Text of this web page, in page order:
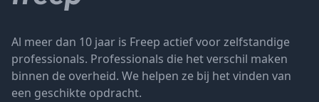
Al meer dan 10 jaar is Freep actief voor zelfstandige
professionals. Professionals die het verschil maken
binnen de overheid. We helpen ze bij het vinden van
een geschikte opdracht.